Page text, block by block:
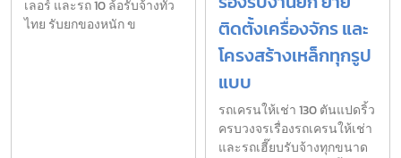
เลอร์ และรถ 10 ล้อรับจ้างทั่ว
ไทย รับยกของหนัก ข
ติดตั้งเครื่องจักร และ
โครงสร้างเหล็กทุกรูป
แบบ
รถเครนให้เช่า 130 ตันแปดริ้ว
ครบวงจรเรื่องรถเครนให้เช่า
และรถเฮี๊ยบรับจ้างทุกขนาด